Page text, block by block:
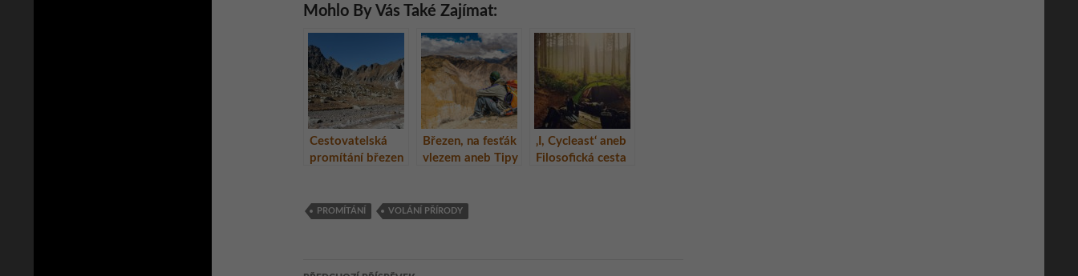
Mohlo By Vás Také Zajímat:
Cestovatelská
promítání březen
Březen, na fesťák
vlezem aneb Tipy
přednášky
‚I, Cycleast‘ aneb
Filosofická cesta
PROMÍTÁNÍ VOLÁNÍ PŘÍRODY